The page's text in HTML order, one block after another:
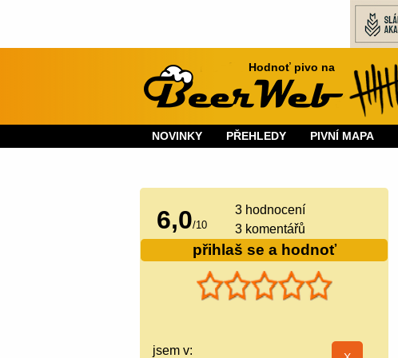
Hodnoť pivo na
NOVINKY PŘEHLEDY PIVNÍ MAPA
6,0/10
3 hodnocení
3 komentářů
přihlaš se a hodnoť
jsem v: